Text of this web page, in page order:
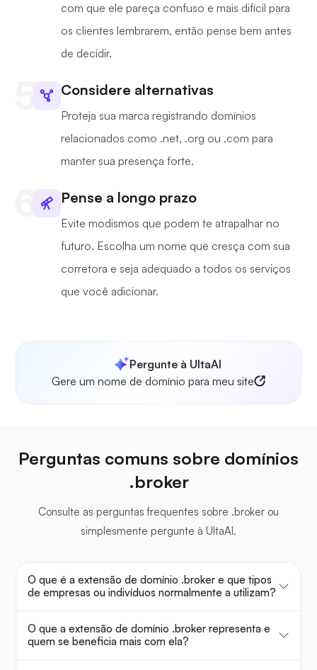
com que ele pareça confuso e mais difícil para
os clientes lembrarem, então pense bem antes
de decidir.
Considere alternativas
Proteja sua marca registrando domínios
relacionados como .net, .org ou .com para
manter sua presença forte.
Pense a longo prazo
Evite modismos que podem te atrapalhar no
futuro. Escolha um nome que cresça com sua
corretora e seja adequado a todos os serviços
que você adicionar.
Pergunte à UltaAI
Gere um nome de domínio para meu site
Perguntas comuns sobre domínios
.broker
Consulte as perguntas frequentes sobre .broker ou
simplesmente pergunte à UltaAI.
O que é a extensão de domínio .broker e que tipos
de empresas ou indivíduos normalmente a utilizam?
O que a extensão de domínio .broker representa e
quem se beneficia mais com ela?